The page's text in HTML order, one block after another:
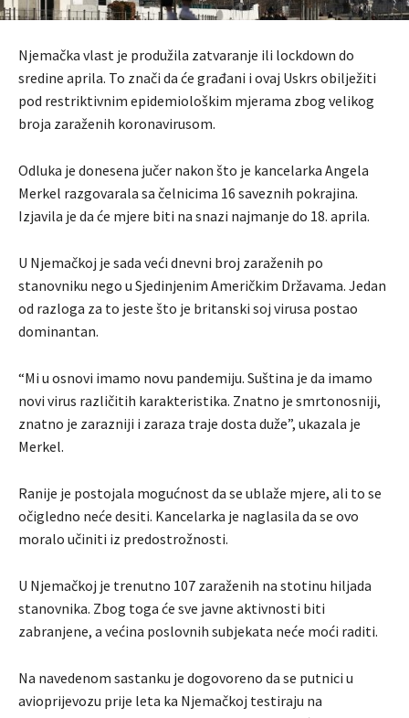
Njemačka vlast je produžila zatvaranje ili lockdown do
sredine aprila. To znači da će građani i ovaj Uskrs obilježiti
pod restriktivnim epidemiološkim mjerama zbog velikog
broja zaraženih koronavirusom.
Odluka je donesena jučer nakon što je kancelarka Angela
Merkel razgovarala sa čelnicima 16 saveznih pokrajina.
Izjavila je da će mjere biti na snazi najmanje do 18. aprila.
U Njemačkoj je sada veći dnevni broj zaraženih po
stanovniku nego u Sjedinjenim Američkim Državama. Jedan
od razloga za to jeste što je britanski soj virusa postao
dominantan.
“Mi u osnovi imamo novu pandemiju. Suština je da imamo
novi virus različitih karakteristika. Znatno je smrtonosniji,
znatno je zarazniji i zaraza traje dosta duže”, ukazala je
Merkel.
Ranije je postojala mogućnost da se ublaže mjere, ali to se
očigledno neće desiti. Kancelarka je naglasila da se ovo
moralo učiniti iz predostrožnosti.
U Njemačkoj je trenutno 107 zaraženih na stotinu hiljada
stanovnika. Zbog toga će sve javne aktivnosti biti
zabranjene, a većina poslovnih subjekata neće moći raditi.
Na navedenom sastanku je dogovoreno da se putnici u
avioprijevozu prije leta ka Njemačkoj testiraju na